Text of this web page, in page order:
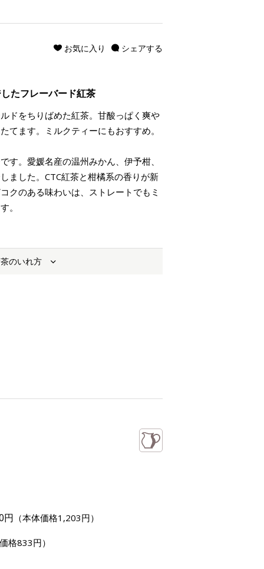
シェアする
お気に入り
たフレーバード紅茶
ドをちりばめた紅茶。甘酸っぱく爽や
てます。ミルクティーにもおすすめ。
す。愛媛名産の温州みかん、伊予柑、
ました。CTC紅茶と柑橘系の香りが新
クのある味わいは、ストレートでもミ
。
のいれ方
円 （本体価格1,203円）
格833円）